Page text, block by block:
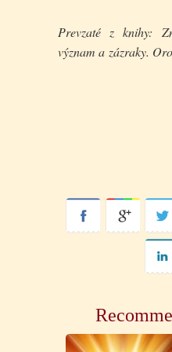
Prevzaté z knihy:
význam a zázraky.